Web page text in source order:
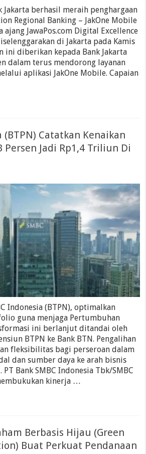
Jakarta berhasil meraih penghargaan
Regional Banking – JakOne Mobile
ajang JawaPos.com Digital Excellence
di Jakarta pada Kamis
ini diberikan kepada Bank Jakarta
dalam terus mendorong layanan
aplikasi JakOne Mobile. Capaian
(BTPN) Catatkan Kenaikan
Persen Jadi Rp1,4 Triliun Di
Indonesia (BTPN), optimalkan
guna menjaga Pertumbuhan
ini berlanjut ditandai oleh
BTPN ke Bank BTN. Pengalihan
fleksibilitas bagi perseroan dalam
dan sumber daya ke arah bisnis
Bank SMBC Indonesia Tbk/SMBC
kinerja …
Berbasis Hijau (Green
Buat Perkuat Pendanaan